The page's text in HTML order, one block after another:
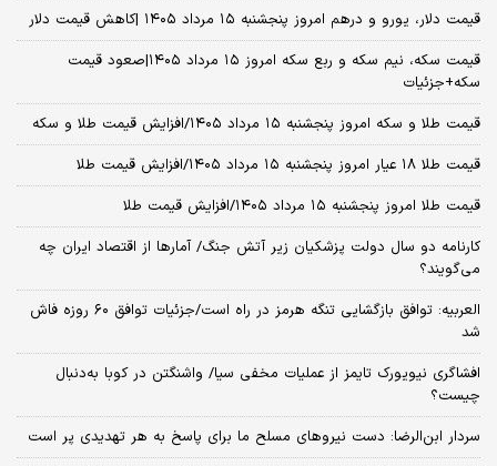
قیمت دلار، یورو و درهم امروز پنجشنبه ۱۵ مرداد ۱۴۰۵ |کاهش قیمت دلار
قیمت سکه، نیم سکه و ربع سکه امروز ۱۵ مرداد ۱۴۰۵|صعود قیمت
سکه+جزئیات
قیمت طلا و سکه امروز پنجشنبه ۱۵ مرداد ۱۴۰۵/افزایش قیمت طلا و سکه
قیمت طلا ۱۸ عیار امروز پنجشنبه ۱۵ مرداد ۱۴۰۵/افزایش قیمت طلا
قیمت طلا امروز پنجشنبه ۱۵ مرداد ۱۴۰۵/افزایش قیمت طلا
کارنامه دو سال دولت پزشکیان زیر آتش جنگ/ آمارها از اقتصاد ایران چه
می‌گویند؟
العربیه: توافق بازگشایی تنگه هرمز در راه است/جزئیات توافق ۶۰ روزه فاش
شد
افشاگری نیویورک تایمز از عملیات مخفی سیا/ واشنگتن در کوبا به‌دنبال
چیست؟
سردار ابن‌الرضا: دست نیروهای مسلح ما برای پاسخ به هر تهدیدی پر است